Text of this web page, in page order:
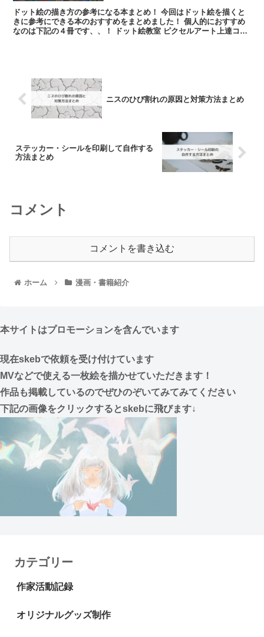
ドット絵の描き方の参考になる本まとめ！ 今回はドット絵を描くと
きに参考にできる本のおすすめをまとめました！ 個人的におすすめ
なのは下記の４冊です、、！ ドット絵教室 ピクセルアート上達コレ
ニスのひび割れの原因と対策方法まとめ
ステッカー・シールを印刷して自作する
方法まとめ
コメント
コメントを書き込む
ホーム 漫画・書籍紹介
本サイトはプロモーションを含んでいます
現在skebで依頼を受け付けています
MVなどで使える一枚絵を描かせていただきます！
作品も掲載しているのでぜひのぞいてみてみてください
下記の画像をクリックするとskebに飛びます↓
カテゴリー
作家活動記録
オリジナルグッズ制作